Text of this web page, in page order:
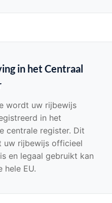
in het Centraal
wordt uw rijbewijs
in het
centrale register. Dit
uw rijbewijs officieel
en legaal gebruikt kan
hele EU.